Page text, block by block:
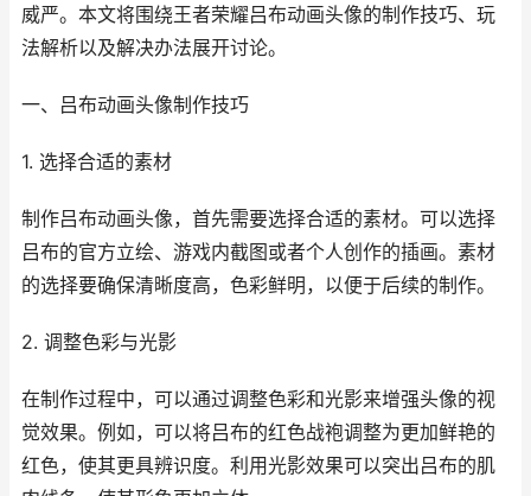
威严。本文将围绕王者荣耀吕布动画头像的制作技巧、玩
法解析以及解决办法展开讨论。
一、吕布动画头像制作技巧
1. 选择合适的素材
制作吕布动画头像，首先需要选择合适的素材。可以选择
吕布的官方立绘、游戏内截图或者个人创作的插画。素材
的选择要确保清晰度高，色彩鲜明，以便于后续的制作。
2. 调整色彩与光影
在制作过程中，可以通过调整色彩和光影来增强头像的视
觉效果。例如，可以将吕布的红色战袍调整为更加鲜艳的
红色，使其更具辨识度。利用光影效果可以突出吕布的肌